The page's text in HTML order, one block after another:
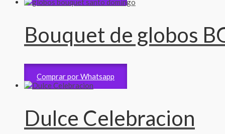
Bouquet de globos
Bouquet Gigante5,000RD$
Comprar por Whatsapp
Dulce Celebracion